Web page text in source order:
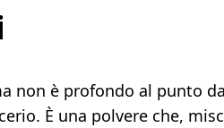
non è profondo al punto
È una polvere che,